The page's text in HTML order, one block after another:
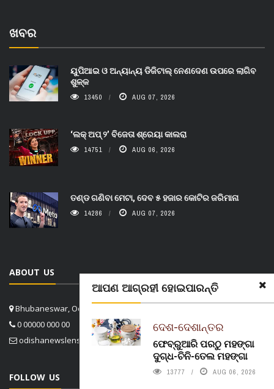
ଆପଣ ଆଗ୍ରହୀ ହୋଇପାରନ୍ତି
ଦେଶ-ଦେଶାନ୍ତର
ଫେବ୍ରୁଆରି ପରଠୁ ମହଙ୍ଗା
ଦୁଗ୍ଧ-ଚିନି-ତେଲ ମହଙ୍ଗା
13777 AUG 06, 2026
ଖବର
ୟୁପିଆଇ ଓ ଅନ୍ୟାନ୍ୟ ଡିଜିଟାଲ୍ ନେଣଦେଣ ଉପରେ ଲାଗିବ
ଶୁଳ୍କ
13450 AUG 07, 2026
‘ଲକ୍ ଅପ୍ ୨’ ବିଜେତା ଶ୍ରେୟା କାଲରା
14751 AUG 06, 2026
ତଣ୍ଡ ଗଣିବା ମେଟା, ଦେବ ୫ ହଜାର କୋଟିର ଜରିମାନା
14286 AUG 07, 2026
ABOUT US
Bhubaneswar, Odisha, India
0 00000 000 00
odishanewslens@gmail.com
FOLLOW US